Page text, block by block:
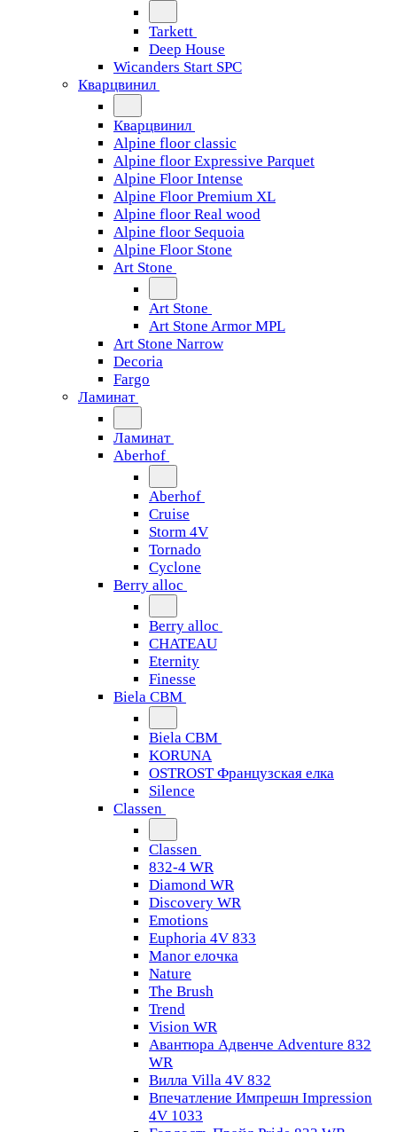
Tarkett
Deep House
Wicanders Start SPC
Кварцвинил
Кварцвинил
Alpine floor classic
Alpine floor Expressive Parquet
Alpine Floor Intense
Alpine Floor Premium XL
Alpine floor Real wood
Alpine floor Sequoia
Alpine Floor Stone
Art Stone
Art Stone
Art Stone Armor MPL
Art Stone Narrow
Decoria
Fargo
Ламинат
Ламинат
Aberhof
Aberhof
Cruise
Storm 4V
Tornado
Сyclone
Berry alloc
Berry alloc
CHATEAU
Eternity
Finesse
Biela CBM
Biela CBM
KORUNA
OSTROST Французская елка
Silence
Classen
Classen
832-4 WR
Diamond WR
Discovery WR
Emotions
Euphoria 4V 833
Manor елочка
Nature
The Brush
Trend
Vision WR
Авантюра Адвенче Adventure 832
WR
Вилла Villa 4V 832
Впечатление Импрешн Impression
4V 1033